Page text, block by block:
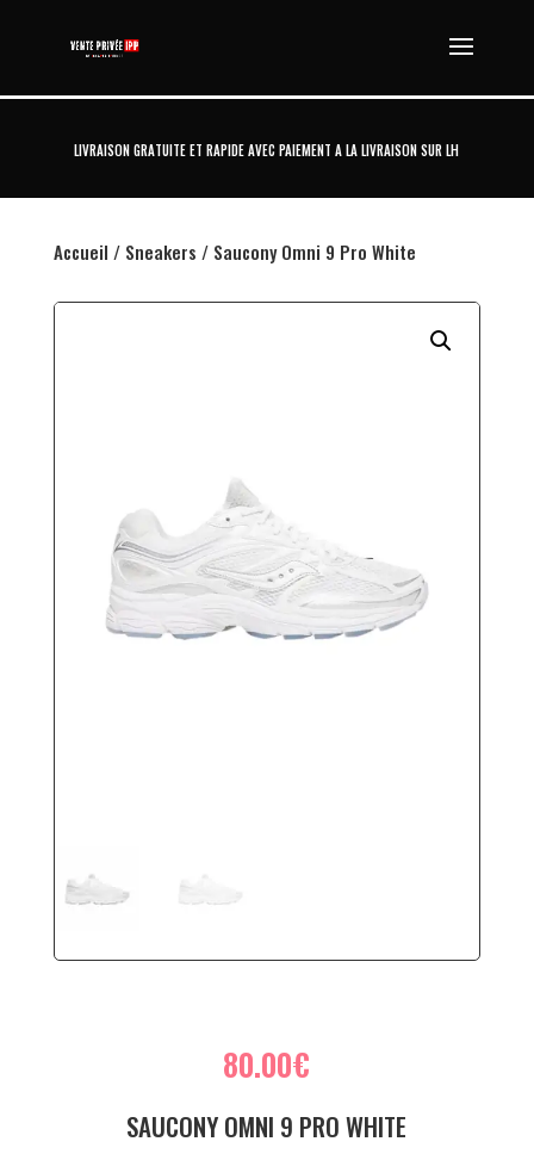
LIVRAISON GRATUITE ET RAPIDE AVEC PAIEMENT A LA LIVRAISON SUR LH
Accueil / Sneakers / Saucony Omni 9 Pro White
80.00€
SAUCONY OMNI 9 PRO WHITE